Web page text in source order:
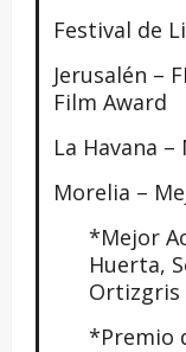
Festival de
Jerusalén –
Film Award
La Havana
Morelia –
*Mejor
Huerta,
Ortizgris
*Premio